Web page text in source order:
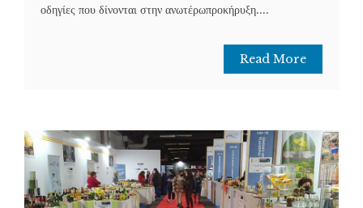
οδηγίες που δίνονται στην ανωτέρωπροκήρυξη....
Read More